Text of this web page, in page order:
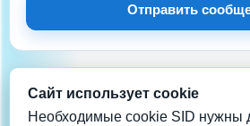
Отправить
НА СВЯЗИ
Нужна помощь?
Сайт использует cookie
Необходимые cookie SID нужны